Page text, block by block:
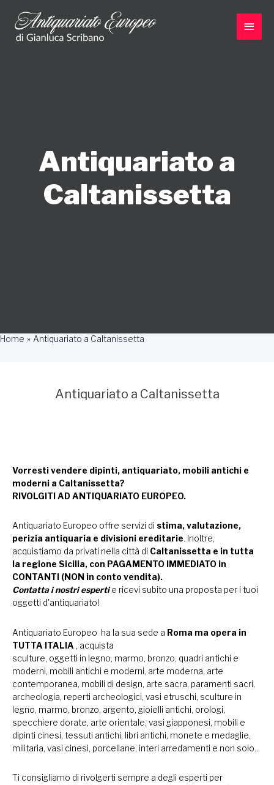
contenuto
Antiquariato a
Caltanissetta
Home Antiquariato a Caltanissetta
Antiquariato a Caltanissetta
Vorresti vendere dipinti, antiquariato, mobili antichi e
moderni a Caltanissetta?
RIVOLGITI AD ANTIQUARIATO EUROPEO.
Antiquariato Europeo offre servizi di stima, valutazione,
perizia antiquaria e divisioni ereditarie. Inoltre,
acquistiamo da privati nella città di Caltanissetta e in tutta
la regione Sicilia, con PAGAMENTO IMMEDIATO in
CONTANTI (NON in conto vendita).
Contatta i nostri esperti e ricevi subito una proposta per i tuoi
oggetti d'antiquariato!
Antiquariato Europeo ha la sua sede a Roma ma opera in
TUTTA ITALIA , acquista
sculture, oggetti in legno, marmo, bronzo, quadri antichi e
moderni, mobili antichi e moderni, arte moderna, arte
contemporanea, mobili di design, arte sacra, paramenti sacri,
archeologia, reperti archeologici, vasi etruschi, sculture in
legno, marmo, bronzo, argento, gioielli antichi, orologi,
specchiere dorate, arte orientale, vasi giapponesi, mobili e
dipinti cinesi, tessuti antichi, libri antichi, monete e medaglie,
militaria, vasi cinesi, porcellane, interi arredamenti e non solo...
Ti consigliamo di rivolgerti sempre a degli esperti per